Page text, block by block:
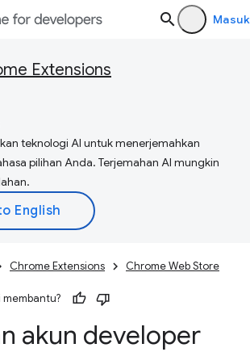
Masuk
Extensions
teknologi AI untuk menerjemahkan
pilihan Anda. Terjemahan AI mungkin
Chrome Extensions Chrome Web Store
akun developer